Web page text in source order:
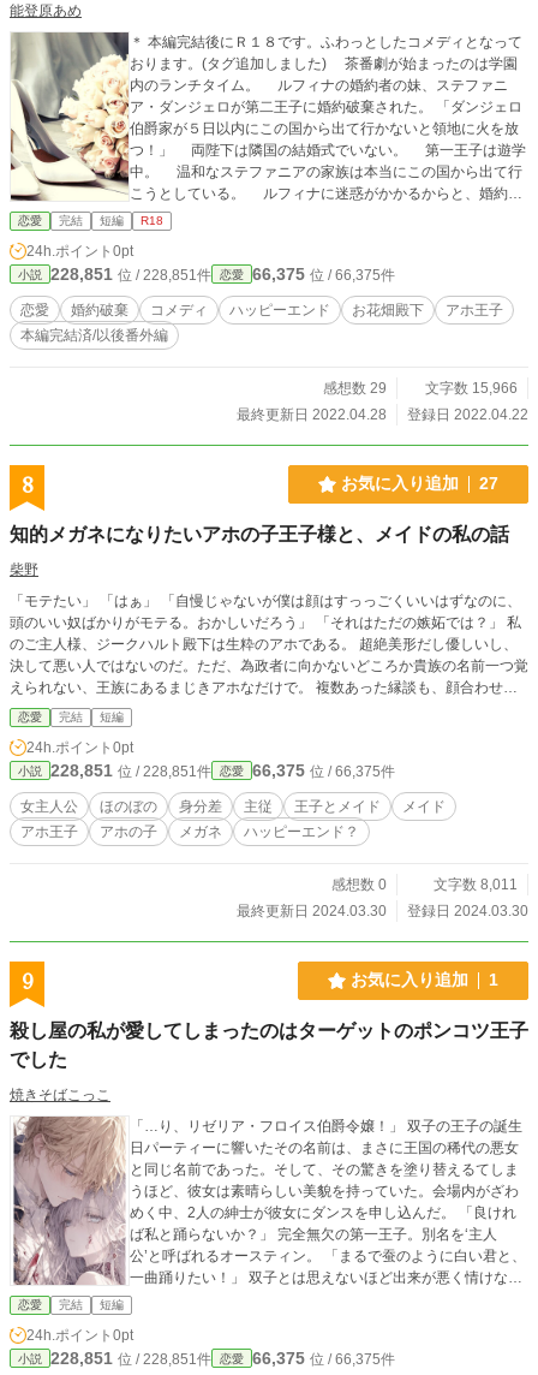
能登原あめ
＊ 本編完結後にＲ１８です。ふわっとしたコメディとなって
おります。(タグ追加しました) 茶番劇が始まったのは学園
内のランチタイム。 ルフィナの婚約者の妹、ステファニ
ア・ダンジェロが第二王子に婚約破棄された。 「ダンジェロ
伯爵家が５日以内にこの国から出て行かないと領地に火を放
つ！」 両陛下は隣国の結婚式でいない。 第一王子は遊学
中。 温和なステファニアの家族は本当にこの国から出て行
こうとしている。 ルフィナに迷惑がかかるからと、婚約者
のクレメンテ様は婚約解消を望まれた。 理不尽な要求にル
フィナは――。 ほんのりツンデレヒロインと影が薄いヒー
ローの話。 このようなタイトルですが、ざまぁはあっさ
り。スカッとではなく頭に花が咲いてる話なのでご注意下さ
い。 ＊ コメント欄のネタバレ配慮しておりませんのでご注
意下さい。 ＊ 本編８話程度＋Ｒ１５に毛が生えた程度の甘め
のエロ含む小話数話予定(Ｒシーンには※マークをつけます)
恋愛 完結 短編 R18
24h.ポイント 0pt
小説 228,851 位 / 228,851件 恋愛 66,375 位 / 66,375件
恋愛 婚約破棄 コメディ ハッピーエンド お花畑殿下
アホ王子
本編完結済/以後番外編
感想数 29
文字数 15,966
最終更新日 2022.04.28
登録日 2022.04.22
8 お気に入り追加 27
知的メガネになりたいアホの子王子様と、メイドの私の話
柴野
「モテたい」 「はぁ」 「自慢じゃないが僕は顔はすっっごくいいはずなのに、
頭のいい奴ばかりがモテる。おかしいだろう」 「それはただの嫉妬では？」 私
のご主人様、ジークハルト殿下は生粋のアホである。 超絶美形だし優しいし、
決して悪い人ではないのだ。ただ、為政者に向かないどころか貴族の名前一つ覚
えられない、王族にあるまじきアホなだけで。 複数あった縁談も、顔合わせを
行った時点で全て断られてしまって、婚約者がいない。 「よし決めた、僕は知
的メガネを目指す！」 「……さようでございますか」 メガネをかけてもアホは
アホなままだろうけれど、メイドの私はジークハルト殿下の思いつきに付き合っ
て差し上げる。 知的メガネになんてならなくても、もう充分に素敵なのに――
なんて思いながら。 ※小説家になろうに重複投稿しています。
恋愛 完結 短編
24h.ポイント 0pt
小説 228,851 位 / 228,851件 恋愛 66,375 位 / 66,375件
女主人公 ほのぼの 身分差 主従 王子とメイド
メイド
アホ王子
アホの子 メガネ ハッピーエンド？
感想数 0
文字数 8,011
最終更新日 2024.03.30
登録日 2024.03.30
9 お気に入り追加 1
殺し屋の私が愛してしまったのはターゲットのポンコツ王子
でした
焼きそばこっこ
「…り、リゼリア・フロイス伯爵令嬢！」 双子の王子の誕生
日パーティーに響いたその名前は、まさに王国の稀代の悪女
と同じ名前であった。そして、その驚きを塗り替えるてしま
うほど、彼女は素晴らしい美貌を持っていた。会場内がざわ
めく中、2人の紳士が彼女にダンスを申し込んだ。 「良けれ
ば私と踊らないか？」 完全無欠の第一王子。別名を‘主人
公’と呼ばれるオースティン。 「まるで蚕のように白い君と、
一曲踊りたい！」 双子とは思えないほど出来が悪く情けない
ポンコツ王子、エリオット。 しかし、リゼリアが手を取った
のは、人々に蔑まれるエリオットであった。 それは愛などで
はない。 殺し屋のリゼリア。彼女の次の任務は第二王子の暗
殺。 しかし、いくら絶好の暗殺の機会を得ても彼女は暗殺を
恋愛 完結 短編
24h.ポイント 0pt
小説 228,851 位 / 228,851件 恋愛 66,375 位 / 66,375件